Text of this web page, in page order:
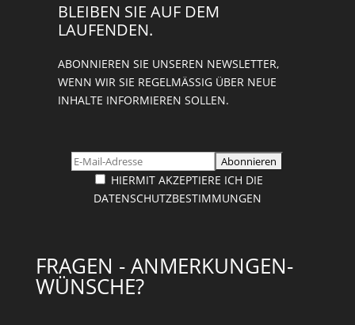
BLEIBEN SIE AUF DEM
LAUFENDEN.
ABONNIEREN SIE UNSEREN NEWSLETTER,
WENN WIR SIE REGELMÄSSIG ÜBER NEUE I
NHALTE INFORMIEREN SOLLEN.
HIERMIT AKZEPTIERE ICH DIE
DATENSCHUTZBESTIMMUNGEN
FRAGEN - ANMERKUNGEN-
WÜNSCHE?